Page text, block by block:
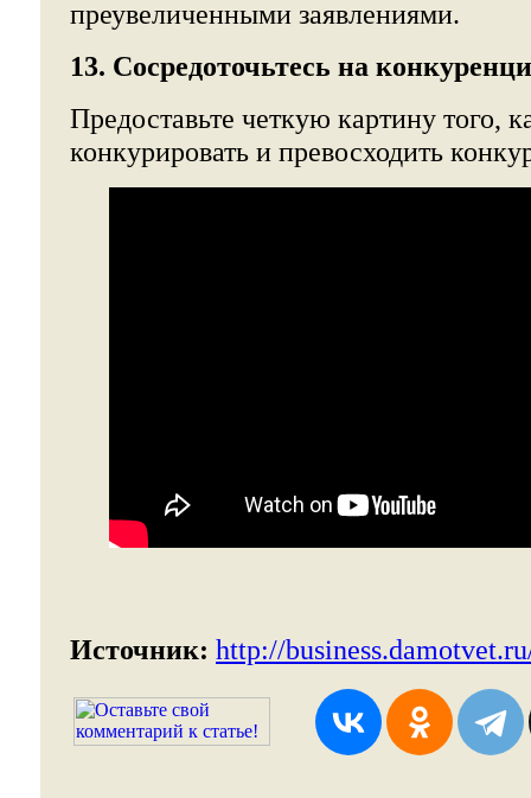
преувеличенными заявлениями.
13. Сосредоточьтесь на
Предоставьте четкую картину того,
конкурировать и превосходить
Источник: http://